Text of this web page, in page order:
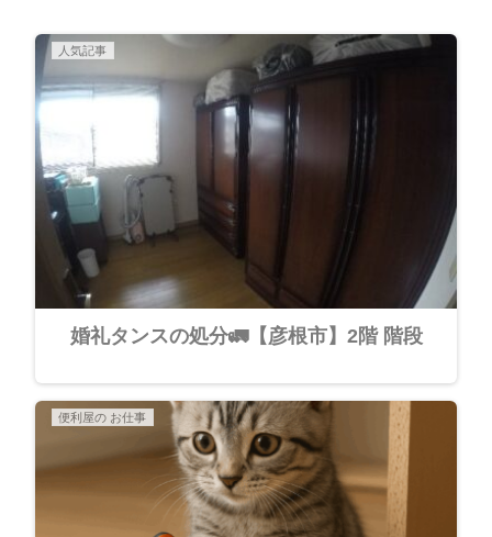
人気記事
婚礼タンスの処分🚛【彦根市】2階 階段
便利屋の お仕事